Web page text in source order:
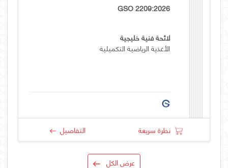
GSO 2209:2026
لائحة فنية خليجية
الأغذية الرياضية التكميلية
نظرة سريعة التفاصيل
عرض الكل